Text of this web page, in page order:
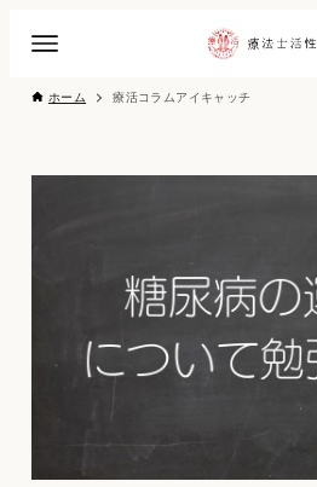
ホーム 療活コラムアイキャッチ